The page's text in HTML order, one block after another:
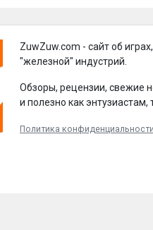
ZuwZuw.com - сайт об
"железной" индустрий.
Обзоры, рецензии, свежие
и полезно как энтузиастам,
Политика конфиденциальности